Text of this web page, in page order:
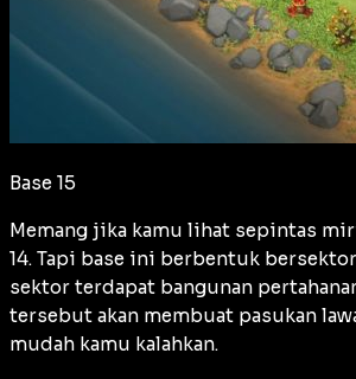
Base 15
Memang jika kamu lihat sepintas
14. Tapi base ini berbentuk
sektor terdapat bangunan
tersebut akan membuat pasukan
mudah kamu kalahkan.